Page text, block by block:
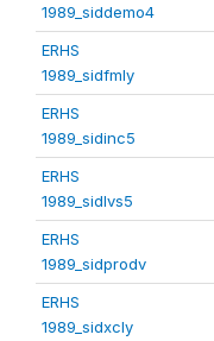
1989_siddemo4
ERHS
1989_sidfmly
ERHS
1989_sidinc5
ERHS
1989_sidlvs5
ERHS
1989_sidprodv
ERHS
1989_sidxcly